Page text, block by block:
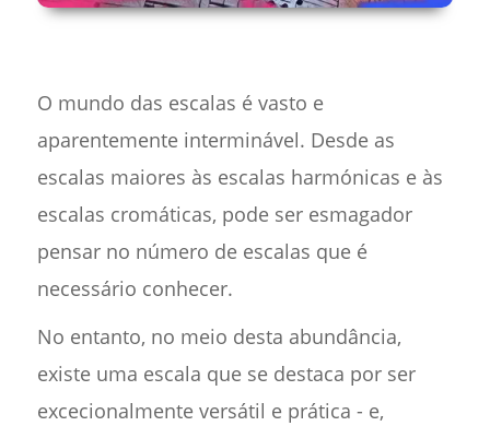
O mundo das escalas é vasto e
aparentemente interminável. Desde as
escalas maiores às escalas harmónicas e às
escalas cromáticas, pode ser esmagador
pensar no número de escalas que é
necessário conhecer.
No entanto, no meio desta abundância,
existe uma escala que se destaca por ser
excecionalmente versátil e prática - e,